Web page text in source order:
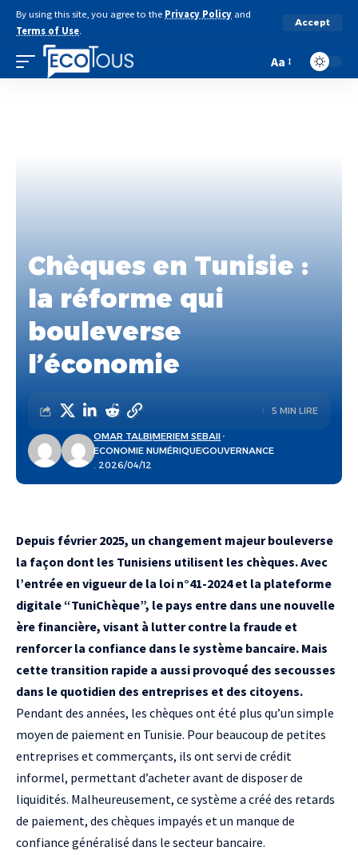
By using this site, you agree to the Privacy Policy and
Terms of Use.
Accept
Aa
Chèques en Tunisie :
la réforme qui
bouleverse
l’économie
. 2026/04/12
OMAR TALBIMERIEM SEBAII
ECONOMIE NUMÉRIQUEGOUVERNANCE
5 MIN LIRE
Depuis février 2025, un changement majeur bouleverse
la façon dont les Tunisiens utilisent les chèques. Avec
l’entrée en vigueur de la loi n°41-2024 et la plateforme
digitale “TuniChèque”, le pays entre dans une nouvelle
ère financière, visant à lutter contre la fraude et
renforcer la confiance dans le système bancaire. Mais
cette transition rapide a aussi provoqué des secousses
dans le quotidien des entreprises et des citoyens.
Pendant des années, les chèques ont été plus qu’un simple
moyen de paiement en Tunisie. Pour beaucoup de petites
entreprises et commerçants, ils ont servi de crédit
informel, permettant d’acheter avant de disposer de
liquidités. Malheureusement, ce système a créé des retards
de paiement, des chèques impayés et un manque de
confiance généralisé dans le secteur bancaire.